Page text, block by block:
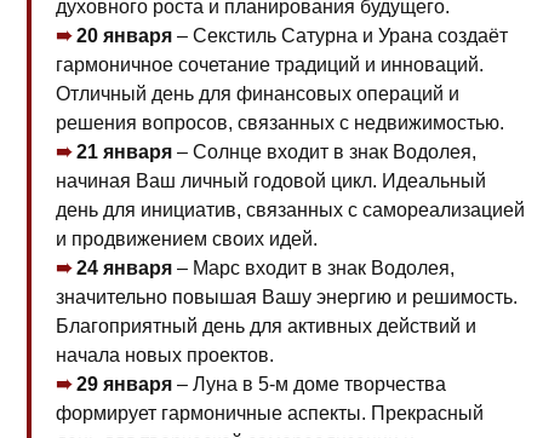
духовного роста и планирования будущего.
20 января – Секстиль Сатурна и Урана создаёт
гармоничное сочетание традиций и инноваций.
Отличный день для финансовых операций и
решения вопросов, связанных с недвижимостью.
21 января – Солнце входит в знак Водолея,
начиная Ваш личный годовой цикл. Идеальный
день для инициатив, связанных с самореализацией
и продвижением своих идей.
24 января – Марс входит в знак Водолея,
значительно повышая Вашу энергию и решимость.
Благоприятный день для активных действий и
начала новых проектов.
29 января – Луна в 5-м доме творчества
формирует гармоничные аспекты. Прекрасный